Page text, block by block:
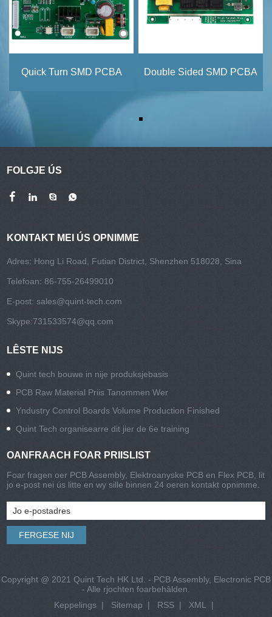
Quick Turn SMD PCBA Double Sided SMD PCBA
FOLGJE ÚS
KONTAKT MEI ÚS OPNIMME
Adres: Hong Li Road, Futian District, Shenzhen 518028, Sina
Telefoan: 86-755-26499010
E-post:sales@quint-tech.com
Skype:731533574@qq.com
LÊSTE NIJS
Quint tech bouwe in nije produksjebasis
PCB Raw Material Priis Tanommen Wer
Yndustry Control Boards Volume Production Finished
Quint Tech organisearre dit jier de 6e training
OANFRAACH FOAR PRIISLIST
Foar fragen oer PCB Assembly, Elektroanyske PCB en Flex PCB, lit
jo e-post nei ús litte en wy sille binnen 24 oeren kontakt opnimme.
Copyright @ 2021 Quint Tech HK Ltd. - PCB Assembly, Electronic PCB
- Alle rjochten foarbehâlden.
Keppelings| Sitemap | RSS| XML |